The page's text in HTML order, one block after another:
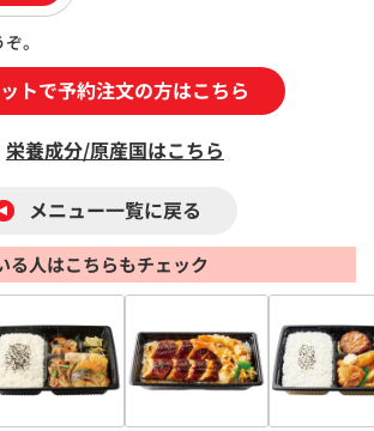
。
トで予約注文の方はこちら
栄養成分/原産国はこちら
メニュー一覧に戻る
る人はこちらもチェック